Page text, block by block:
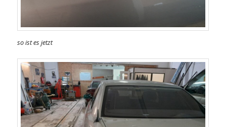
so ist es jetzt